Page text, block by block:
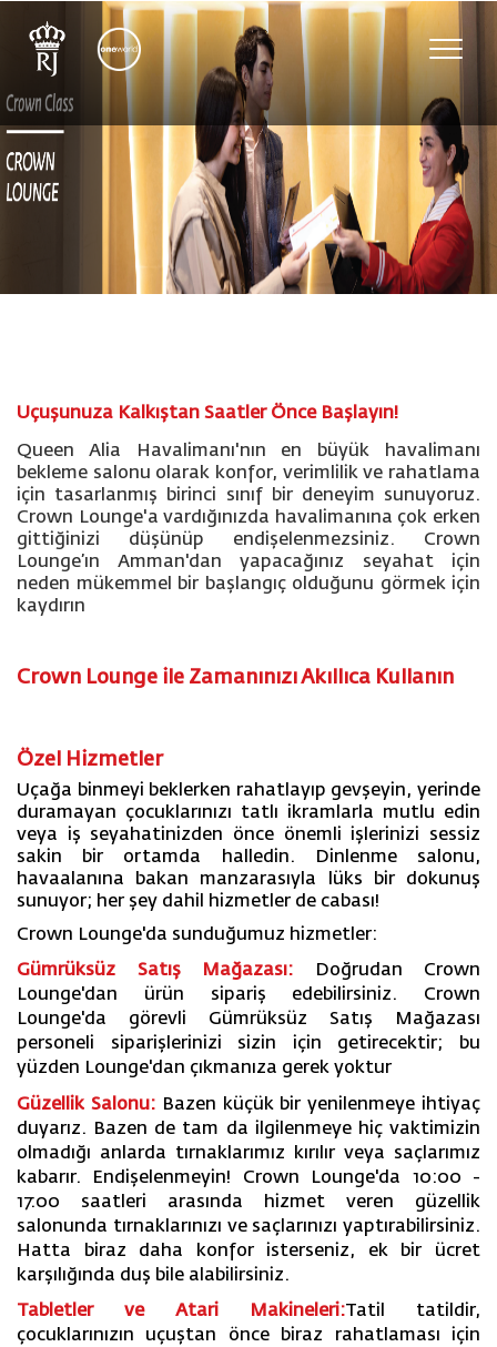
Toggle
Uçuşunuza Kalkıştan Saatler Önce Başlayın!
Queen Alia Havalimanı'nın en büyük havalimanı
bekleme salonu olarak konfor, verimlilik ve rahatlama
için tasarlanmış birinci sınıf bir deneyim sunuyoruz.
Crown Lounge'a vardığınızda havalimanına çok erken
gittiğinizi düşünüp endişelenmezsiniz. Crown
Lounge’ın Amman'dan yapacağınız seyahat için
neden mükemmel bir başlangıç olduğunu görmek için
kaydırın
Crown Lounge ile Zamanınızı Akıllıca Kullanın
Özel Hizmetler
Uçağa binmeyi beklerken rahatlayıp gevşeyin, yerinde
duramayan çocuklarınızı tatlı ikramlarla mutlu edin
veya iş seyahatinizden önce önemli işlerinizi sessiz
sakin bir ortamda halledin. Dinlenme salonu,
havaalanına bakan manzarasıyla lüks bir dokunuş
sunuyor; her şey dahil hizmetler de cabası!
Crown Lounge'da sunduğumuz hizmetler:
Gümrüksüz Satış Mağazası:
Doğrudan Crown
Lounge'dan ürün sipariş edebilirsiniz. Crown
Lounge'da görevli Gümrüksüz Satış Mağazası
personeli siparişlerinizi sizin için getirecektir; bu
yüzden Lounge'dan çıkmanıza gerek yoktur
Güzellik Salonu: Bazen küçük bir yenilenmeye ihtiyaç
duyarız. Bazen de tam da ilgilenmeye hiç vaktimizin
olmadığı anlarda tırnaklarımız kırılır veya saçlarımız
kabarır. Endişelenmeyin! Crown Lounge'da 10:00 -
17:00 saatleri arasında hizmet veren güzellik
salonunda tırnaklarınızı ve saçlarınızı yaptırabilirsiniz.
Hatta biraz daha konfor isterseniz, ek bir ücret
karşılığında duş bile alabilirsiniz.
Tabletler ve Atari Makineleri:Tatil tatildir,
çocuklarınızın uçuştan önce biraz rahatlaması için